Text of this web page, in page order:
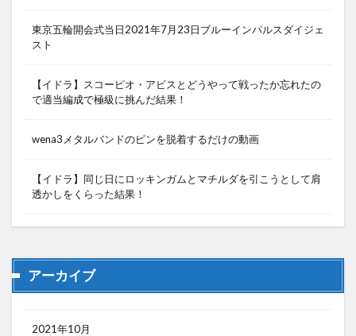
東京五輪開会式当日2021年7月23日ブルーインパルスダイジェ
スト
【イドラ】スコーピオ・アビスとどうやって戦ったか忘れたの
で適当編成で極級に挑んだ結果！
wena3メタルバンドのピンを脱着するだけの動画
【イドラ】同じ日にロッキンガムとマチルダを引こうとして肩
透かしをくらった結果！
アーカイブ
2021年10月